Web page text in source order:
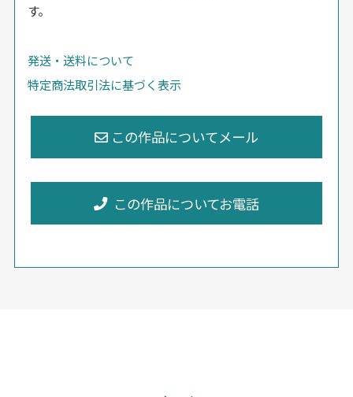
す。
発送・送料について
特定商法取引法に基づく表示
この作品についてお電話